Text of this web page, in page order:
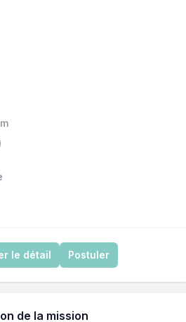
le détail Postuler
de la mission